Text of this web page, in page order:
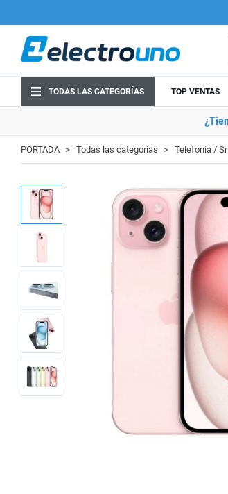
TODAS LAS CATEGORÍAS TOP VENTAS
PORTADA Todas las categorías Telefonía /